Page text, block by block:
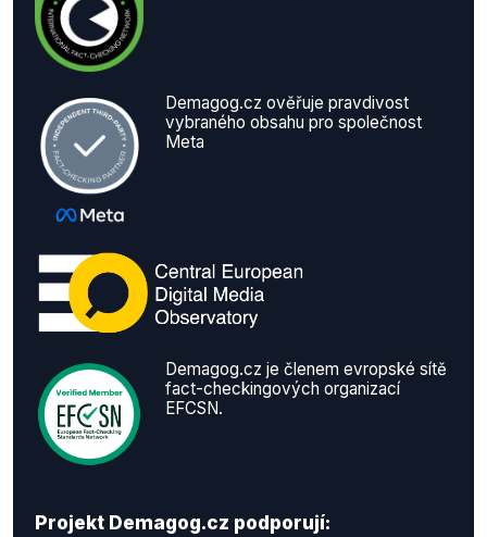
Demagog.cz ověřuje pravdivost
vybraného obsahu pro společnost
Meta
Demagog.cz je členem evropské sítě
fact-checkingových organizací
EFCSN.
Projekt Demagog.cz podporují: